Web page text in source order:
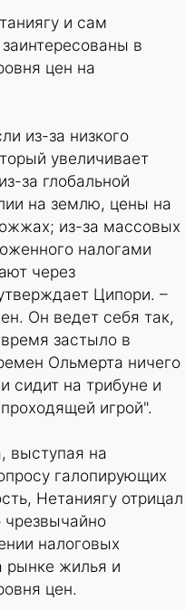
и сам
в
цен на
из-за низкого
увеличивает
за глобальной
на землю, цены на
из-за массовых
налогами
через
Ципори. –
Он ведет себя так,
застыло в
Ольмерта ничего
сидит на трибуне и
игрой".
выступая на
галопирующих
Нетаниягу отрицал
чрезвычайно
налоговых
рынке жилья и
цен.